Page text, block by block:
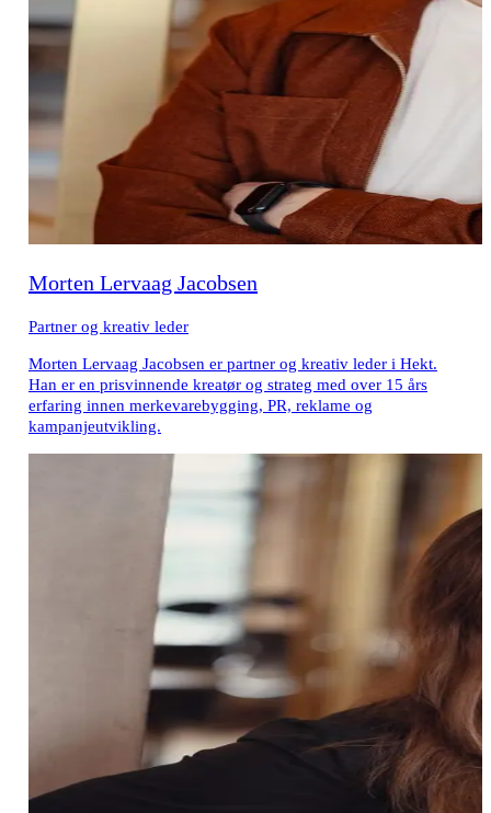
Morten Lervaag Jacobsen
Partner og kreativ leder
Morten Lervaag Jacobsen er partner og kreativ leder i Hekt.
Han er en prisvinnende kreatør og strateg med over 15 års
erfaring innen merkevarebygging, PR, reklame og
kampanjeutvikling.